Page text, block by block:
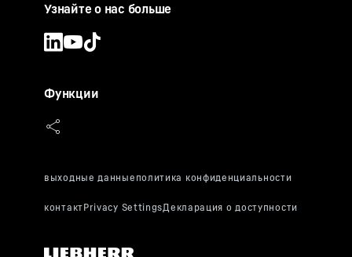
Узнайте о нас больше
Функции